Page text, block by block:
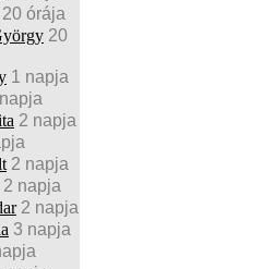
20 órája
20
1 napja
2 napja
2 napja
2 napja
2 napja
3 napja